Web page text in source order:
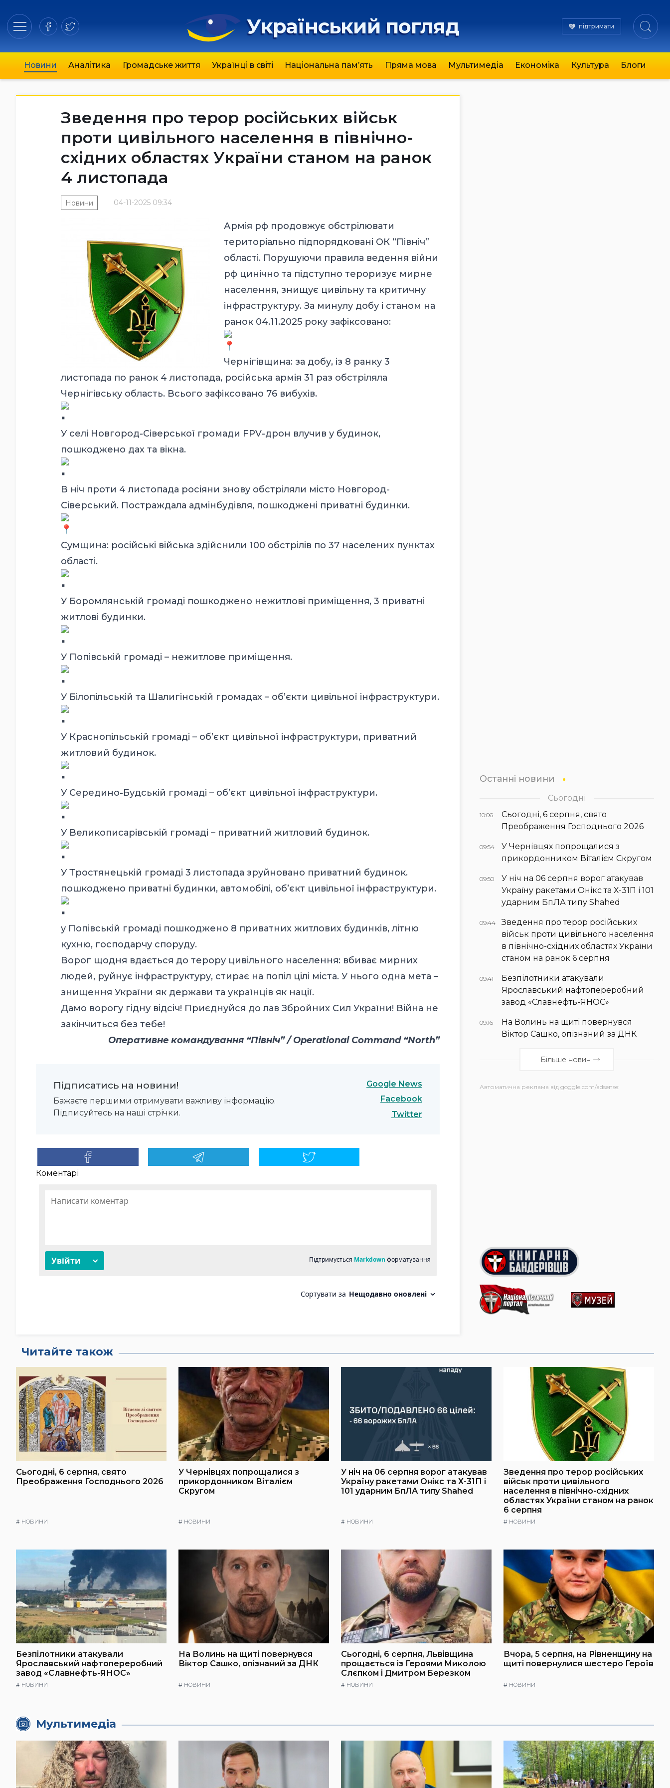
Український погляд підтримати
Новини Аналітика Громадське життя Українці в світі Національна пам’ять Пряма мова Мультимедіа Економіка Культура Блоги
Зведення про терор російських військ
проти цивільного населення в північно-
східних областях України станом на ранок
4 листопада
04-11-2025 09:34
Новини
Армія рф продовжує обстрілювати
територіально підпорядковані ОК “Північ”
області. Порушуючи правила ведення війни
рф цинічно та підступно тероризує мирне
населення, знищує цивільну та критичну
інфраструктуру. За минулу добу і станом на
ранок 04.11.2025 року зафіксовано:
Чернігівщина: за добу, із 8 ранку 3
листопада по ранок 4 листопада, російська армія 31 раз обстріляла
Чернігівську область. Всього зафіксовано 76 вибухів.
У селі Новгород-Сіверської громади FPV-дрон влучив у будинок,
пошкоджено дах та вікна.
В ніч проти 4 листопада росіяни знову обстріляли місто Новгород-
Сіверський. Постраждала адмінбудівля, пошкоджені приватні будинки.
Сумщина: російські війська здійснили 100 обстрілів по 37 населених пунктах
області.
У Боромлянській громаді пошкоджено нежитлові приміщення, 3 приватні
житлові будинки.
У Попівській громаді – нежитлове приміщення.
У Білопільській та Шалигінській громадах – об’єкти цивільної інфраструктури.
У Краснопільській громаді – об’єкт цивільної інфраструктури, приватний
житловий будинок.
У Середино-Будській громаді – об’єкт цивільної інфраструктури.
У Великописарівській громаді – приватний житловий будинок.
У Тростянецькій громаді 3 листопада зруйновано приватний будинок.
пошкоджено приватні будинки, автомобілі, об’єкт цивільної інфраструктури.
у Попівській громаді пошкоджено 8 приватних житлових будинків, літню
кухню, господарчу споруду.
Ворог щодня вдається до терору цивільного населення: вбиває мирних
людей, руйнує інфраструктуру, стирає на попіл цілі міста. У нього одна мета –
знищення України як держави та українців як нації.
Дамо ворогу гідну відсіч! Приєднуйся до лав Збройних Сил України! Війна не
закінчиться без тебе!
Оперативне командування “Північ” / Operational Command “North”
Підписатись на новини!
Бажаєте першими отримувати важливу інформацію.
Підписуйтесь на наші стрічки.
Google News
Facebook
Twitter
Коментарі
Останні новини
Сьогодні
10:06
Сьогодні, 6 серпня, свято
Преображення Господнього 2026
09:54
У Чернівцях попрощалися з
прикордонником Віталієм Скругом
09:50
У ніч на 06 серпня ворог атакував
Україну ракетами Онікс та Х-31П і 101
ударним БпЛА типу Shahed
09:44
Зведення про терор російських
військ проти цивільного населення
в північно-східних областях України
станом на ранок 6 серпня
09:41
Безпілотники атакували
Ярославський нафтопереробний
завод «Славнефть-ЯНОС»
09:16
На Волинь на щиті повернувся
Віктор Сашко, опізнаний за ДНК
Більше новин
Автоматична реклама від goggle.com/adsense:
Читайте також
Сьогодні, 6 серпня, свято
Преображення Господнього 2026
# НОВИНИ
У Чернівцях попрощалися з
прикордонником Віталієм
Скругом
# НОВИНИ
У ніч на 06 серпня ворог атакував
Україну ракетами Онікс та Х-31П і
101 ударним БпЛА типу Shahed
# НОВИНИ
Зведення про терор російських
військ проти цивільного
населення в північно-східних
областях України станом на ранок
6 серпня
# НОВИНИ
Безпілотники атакували
Ярославський нафтопереробний
завод «Славнефть-ЯНОС»
# НОВИНИ
На Волинь на щиті повернувся
Віктор Сашко, опізнаний за ДНК
# НОВИНИ
Сьогодні, 6 серпня, Львівщина
прощається із Героями Миколою
Слєпком і Дмитром Березком
# НОВИНИ
Вчора, 5 серпня, на Рівненщину на
щиті повернулися шестеро Героїв
# НОВИНИ
Мультимедіа